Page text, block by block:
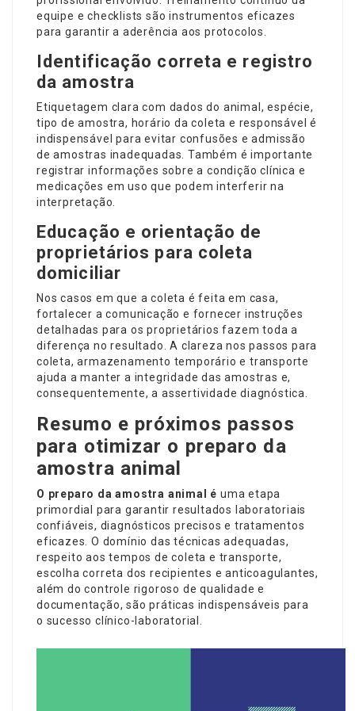
equipe e checklists são instrumentos eficazes
para garantir a aderência aos protocolos.
Identificação correta e registro
da amostra
Etiquetagem clara com dados do animal, espécie,
tipo de amostra, horário da coleta e responsável é
indispensável para evitar confusões e admissão
de amostras inadequadas. Também é importante
registrar informações sobre a condição clínica e
medicações em uso que podem interferir na
interpretação.
Educação e orientação de
proprietários para coleta
domiciliar
Nos casos em que a coleta é feita em casa,
fortalecer a comunicação e fornecer instruções
detalhadas para os proprietários fazem toda a
diferença no resultado. A clareza nos passos para
coleta, armazenamento temporário e transporte
ajuda a manter a integridade das amostras e,
consequentemente, a assertividade diagnóstica.
Resumo e próximos passos
para otimizar o preparo da
amostra animal
O preparo da amostra animal é uma etapa
primordial para garantir resultados laboratoriais
confiáveis, diagnósticos precisos e tratamentos
eficazes. O domínio das técnicas adequadas,
respeito aos tempos de coleta e transporte,
escolha correta dos recipientes e anticoagulantes,
além do controle rigoroso de qualidade e
documentação, são práticas indispensáveis para
o sucesso clínico-laboratorial.